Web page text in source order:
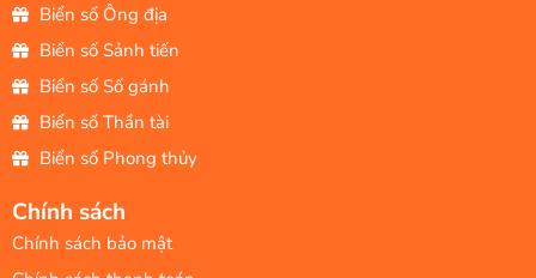
Biển số Ông địa
Biển số Sảnh tiến
Biển số Số gánh
Biển số Thần tài
Biển số Phong thủy
Chính sách
Chính sách bảo mật